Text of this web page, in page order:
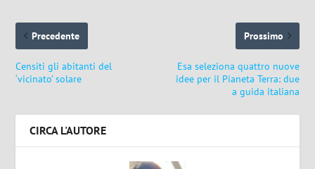
Precedente
Censiti gli abitanti del
‘vicinato’ solare
Prossimo
Esa seleziona quattro nuove
idee per il Pianeta Terra: due
a guida italiana
CIRCA L'AUTORE